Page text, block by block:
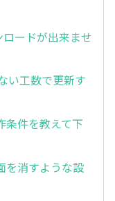
ードが出来ませ
い工数で更新す
条件を教えて下
を消すような設